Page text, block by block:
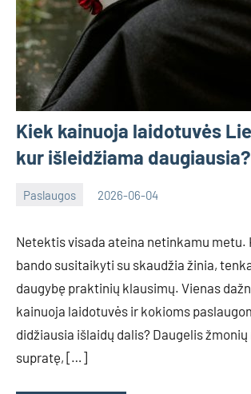
Kiek kainuoja laidotuvės
kur išleidžiama daugiausia?
Paslaugos 2026-06-04
Netektis visada ateina netinkamu metu.
bando susitaikyti su skaudžia žinia,
daugybę praktinių klausimų. Vienas
kainuoja laidotuvės ir kokioms
didžiausia išlaidų dalis? Daugelis
supratę, […]